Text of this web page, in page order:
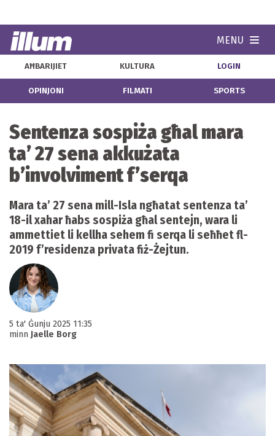
MENU
AĦBARIJIET KULTURA LOGIN
OPINJONI FILMATI SPORTS
Sentenza sospiża għal mara
ta’ 27 sena akkużata
b’involviment f’serqa
Mara ta’ 27 sena mill-Isla ngħatat sentenza ta’
18-il xahar ħabs sospiża għal sentejn, wara li
ammettiet li kellha sehem fi serqa li seħħet fl-
2019 f’residenza privata fiż-Żejtun.
5 ta' Ġunju 2025 11:35
minn Jaelle Borg